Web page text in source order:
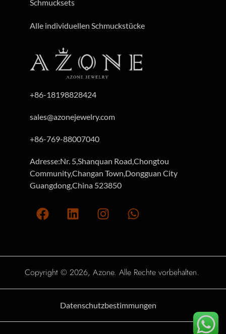
+86-18198828424
sales@azonejewelry.com
+86-769-88007040
Adresse:Nr. 5,Shanquan Road,Chongtou
Community,Changan Town,Dongguan City
Guangdong,China 523850
Schmucksets
Alle individuellen Schmuckstücke
Copyright © 2026, Azone. Alle Rechte vorbehalten.
Datenschutzbestimmungen